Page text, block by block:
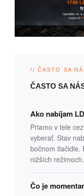
// ČASTO SA
ČASTO SA
Ako nabíjam
Priamo v tele
vyberať. Stav
bočnom tlačidle.
nižších režimoch.
Čo je